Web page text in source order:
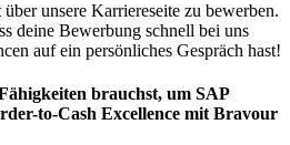
unsere Karriereseite zu bewerben.
deine Bewerbung schnell bei uns
auf ein persönliches Gespräch hast!
brauchst, um SAP
to-Cash Excellence mit Bravour